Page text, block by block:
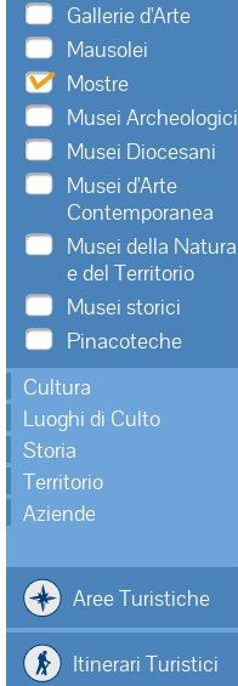
Gallerie d'Arte
Mausolei
Mostre
Musei Archeologici
Musei Diocesani
Musei d'Arte
Contemporanea
Musei della Natura
e del Territorio
Musei storici
Pinacoteche
Cultura
Luoghi di Culto
Storia
Territorio
Aziende
Aree Turistiche
Itinerari Turistici